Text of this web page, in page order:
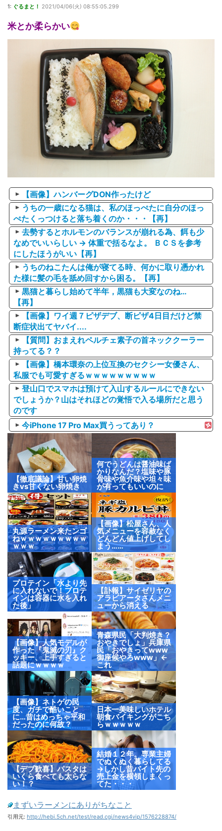
1: ぐるまと！ 2021/04/06(火) 08:55:05.299
米とか柔らかい
【画像】ハンバーグDON作ったけど
うちの一歳になる猫は、私のほっぺたに自分のほっ
ぺたくっつけると落ち着くのか・・・【再】
去勢するとホルモンのバランスが崩れる為、餌も少
なめでいいらしい → 体重で括るなよ。 ＢＣＳを参考
にしたほうがいい【再】
うちのねこたんは俺が寝てる時、何かに取り憑かれ
た様に髪の毛を舐め回すから困る。【再】
黒猫と暮らし始めて半年，黒猫も大変なのね…
【再】
【画像】ワイ週７ピザデブ、断ピザ4日目だけど禁
断症状出てヤバイ....
【質問】おまえれペルチェ素子の首ネッククーラー
持ってる？？
【画像】橋本環奈の上位互換のセクシー女優さん、
私服でも可愛すぎるｗｗｗｗｗｗｗｗｗ
登山口でスマホは預けて入山するルールにできない
でしょうか？山はそれほどの覚悟で入る場所だと思う
のです
今iPhone 17 Pro Max買うってあり？
【徹底議論】甘い卵焼
きvs甘くない卵焼き
何でうどんは醤油味ば
かりなんだ？塩味や豚
骨味や魚介味や坦々味
が有ってもいいのに
丸源ラーメン来たンゴ
ねｗｗｗｗｗｗｗｗｗ
ｗｗｗ
【画像】松屋さん、人
気メニューを容赦なく
どんどん値上げしてし
まう……
プロテイン「水より先
に入れないで！プロテ
インは容器に水を入れ
た後」
【訃報】サイゼリヤの
アラビアータさんメニ
ューから消える
【画像】人気モデルが
作った『鬼滅の刃』ク
ッキー、上手すぎると
話題にｗｗｗｗ
青森県民「大判焼き？
おやきでしょ」兵庫県
民「おやきってwww
御座候やろwww」←
これ
【画像】ネトゲの民
度、ガチで酷いこと
に…昔はめっちゃ平和
だったのに何故？
日本一美味しいホテル
朝食バイキングがこち
らｗｗｗｗｗ
【デブ歓喜】パスタは
いくら食べても太らな
い！？
結婚１２年。専業主婦
でぬくぬく暮らしてる
→しかし昔バイト先の
売上金を横領しまくっ
てた・・・
まずいラーメンにありがちなこと
引用元: http://hebi.5ch.net/test/read.cgi/news4vip/1576228874/